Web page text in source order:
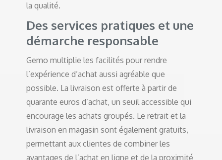
la qualité.
Des services pratiques et une
démarche responsable
Gemo multiplie les facilités pour rendre
l’expérience d’achat aussi agréable que
possible. La livraison est offerte à partir de
quarante euros d’achat, un seuil accessible qui
encourage les achats groupés. Le retrait et la
livraison en magasin sont également gratuits,
permettant aux clientes de combiner les
avantages de l’achat en ligne et de la proximité